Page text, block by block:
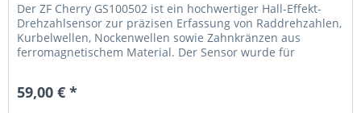
Der ZF Cherry GS100502 ist ein hochwertiger Hall-Effekt-
Drehzahlsensor zur präzisen Erfassung von Raddrehzahlen,
Kurbelwellen, Nockenwellen sowie Zahnkränzen aus
ferromagnetischem Material. Der Sensor wurde für
59,00 € *